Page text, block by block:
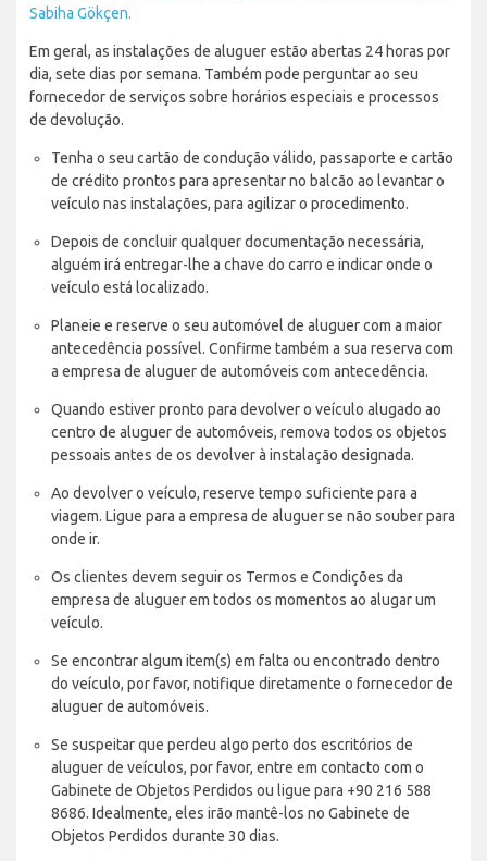
Sabiha Gökçen.
Em geral, as instalações de aluguer estão abertas 24 horas por
dia, sete dias por semana. Também pode perguntar ao seu
fornecedor de serviços sobre horários especiais e processos
de devolução.
Tenha o seu cartão de condução válido, passaporte e cartão
de crédito prontos para apresentar no balcão ao levantar o
veículo nas instalações, para agilizar o procedimento.
Depois de concluir qualquer documentação necessária,
alguém irá entregar-lhe a chave do carro e indicar onde o
veículo está localizado.
Planeie e reserve o seu automóvel de aluguer com a maior
antecedência possível. Confirme também a sua reserva com
a empresa de aluguer de automóveis com antecedência.
Quando estiver pronto para devolver o veículo alugado ao
centro de aluguer de automóveis, remova todos os objetos
pessoais antes de os devolver à instalação designada.
Ao devolver o veículo, reserve tempo suficiente para a
viagem. Ligue para a empresa de aluguer se não souber para
onde ir.
Os clientes devem seguir os Termos e Condições da
empresa de aluguer em todos os momentos ao alugar um
veículo.
Se encontrar algum item(s) em falta ou encontrado dentro
do veículo, por favor, notifique diretamente o fornecedor de
aluguer de automóveis.
Se suspeitar que perdeu algo perto dos escritórios de
aluguer de veículos, por favor, entre em contacto com o
Gabinete de Objetos Perdidos ou ligue para +90 216 588
8686. Idealmente, eles irão mantê-los no Gabinete de
Objetos Perdidos durante 30 dias.